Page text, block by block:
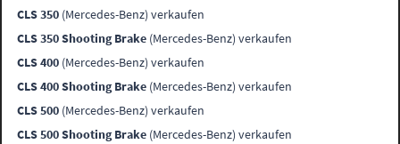
CLS 350 (Mercedes-Benz) verkaufen
CLS 350 Shooting Brake (Mercedes-Benz) verkaufen
CLS 400 (Mercedes-Benz) verkaufen
CLS 400 Shooting Brake (Mercedes-Benz) verkaufen
CLS 500 (Mercedes-Benz) verkaufen
CLS 500 Shooting Brake (Mercedes-Benz) verkaufen